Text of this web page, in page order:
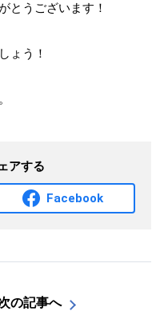
とうございます！
ょう！
アする
Facebook
の記事へ